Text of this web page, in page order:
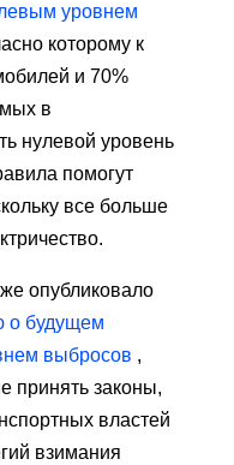
уровнем
которому к
и 70%
в
нулевой уровень
помогут
все больше
опубликовало
о будущем
выбросов ,
принять законы,
властей
взимания